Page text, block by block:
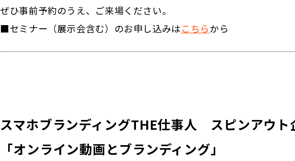
ぜひ事前予約のうえ、ご来場ください。
■セミナー（展示会含む）のお申し込みはこちらから
スマホブランディングTHE仕事人 スピンアウト
「オンライン動画とブランディング」